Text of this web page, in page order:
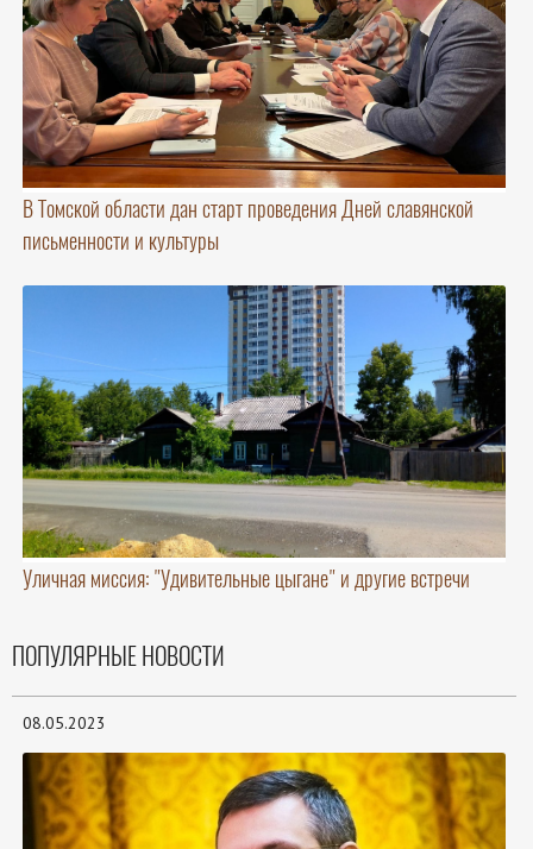
В Томской области дан старт проведения Дней славянской
письменности и культуры
Уличная миссия: "Удивительные цыгане" и другие встречи
ПОПУЛЯРНЫЕ НОВОСТИ
08.05.2023